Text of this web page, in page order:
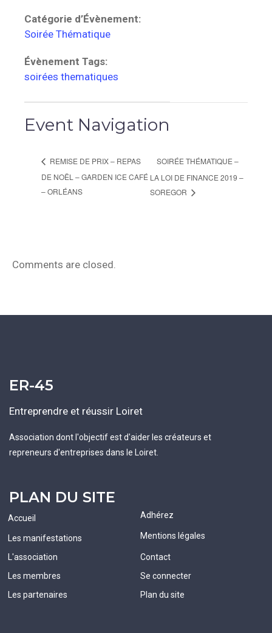
Catégorie d’Évènement:
Soirée Thématique
Évènement Tags:
soirées thematiques
Event Navigation
REMISE DE PRIX – REPAS
DE NOËL – GARDEN ICE CAFÉ
– ORLÉANS
SOIRÉE THÉMATIQUE –
LA LOI DE FINANCE 2019 –
SOREGOR
Comments are closed.
ER-45
Entreprendre et réussir Loiret
Association dont l'objectif est d'aider les créateurs et
repreneurs d'entreprises dans le Loiret.
PLAN DU SITE
Accueil
Les manifestations
L'association
Les membres
Les partenaires
Adhérez
Mentions légales
Contact
Se connecter
Plan du site